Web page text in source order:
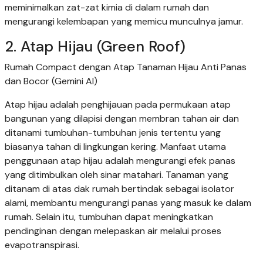
meminimalkan zat-zat kimia di dalam rumah dan
mengurangi kelembapan yang memicu munculnya jamur.
2. Atap Hijau (Green Roof)
Rumah Compact dengan Atap Tanaman Hijau Anti Panas
dan Bocor (Gemini AI)
Atap hijau adalah penghijauan pada permukaan atap
bangunan yang dilapisi dengan membran tahan air dan
ditanami tumbuhan-tumbuhan jenis tertentu yang
biasanya tahan di lingkungan kering. Manfaat utama
penggunaan atap hijau adalah mengurangi efek panas
yang ditimbulkan oleh sinar matahari. Tanaman yang
ditanam di atas dak rumah bertindak sebagai isolator
alami, membantu mengurangi panas yang masuk ke dalam
rumah. Selain itu, tumbuhan dapat meningkatkan
pendinginan dengan melepaskan air melalui proses
evapotranspirasi.